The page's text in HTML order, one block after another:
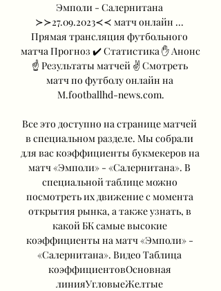
Эмполи - Салернитана
≻≻27.09.2023≺≺ матч онлайн ...
Прямая трансляция футбольного
матча Прогноз ✔️ Статистика ✋ Анонс
☝ Результаты матчей ✌ Смотреть
матч по футболу онлайн на
M.footballhd-news.com.
Все это доступно на странице матчей
в специальном разделе. Мы собрали
для вас коэффициенты букмекеров на
матч «Эмполи» - «Салернитана». В
специальной таблице можно
посмотреть их движение с момента
открытия рынка, а также узнать, в
какой БК самые высокие
коэффициенты на матч «Эмполи» -
«Салернитана». Видео Таблица
коэффициентовОсновная
линияУгловыеЖелтые